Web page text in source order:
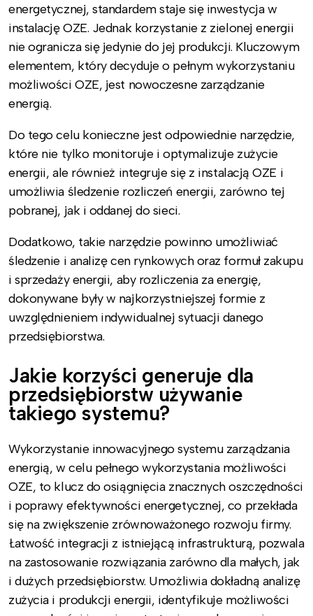
energetycznej, standardem staje się inwestycja w
instalację OZE. Jednak korzystanie z zielonej energii
nie ogranicza się jedynie do jej produkcji. Kluczowym
elementem, który decyduje o pełnym wykorzystaniu
możliwości OZE, jest nowoczesne zarządzanie
energią.
Do tego celu konieczne jest odpowiednie narzędzie,
które nie tylko monitoruje i optymalizuje zużycie
energii, ale również integruje się z instalacją OZE i
umożliwia śledzenie rozliczeń energii, zarówno tej
pobranej, jak i oddanej do sieci.
Dodatkowo, takie narzędzie powinno umożliwiać
śledzenie i analizę cen rynkowych oraz formuł zakupu
i sprzedaży energii, aby rozliczenia za energię,
dokonywane były w najkorzystniejszej formie z
uwzględnieniem indywidualnej sytuacji danego
przedsiębiorstwa.
Jakie korzyści generuje dla
przedsiębiorstw używanie
takiego systemu?
Wykorzystanie innowacyjnego systemu zarządzania
energią, w celu pełnego wykorzystania możliwości
OZE, to klucz do osiągnięcia znacznych oszczędności
i poprawy efektywności energetycznej, co przekłada
się na zwiększenie zrównoważonego rozwoju firmy.
Łatwość integracji z istniejącą infrastrukturą, pozwala
na zastosowanie rozwiązania zarówno dla małych, jak
i dużych przedsiębiorstw. Umożliwia dokładną analizę
zużycia i produkcji energii, identyfikuje możliwości